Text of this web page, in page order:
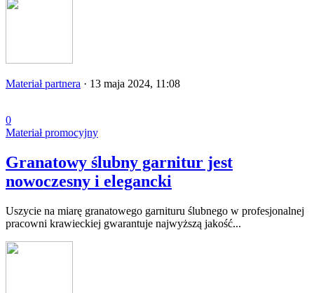
Materiał partnera · 13 maja 2024, 11:08
0
Materiał promocyjny
Granatowy ślubny garnitur jest
nowoczesny i elegancki
Uszycie na miarę granatowego garnituru ślubnego w profesjonalnej
pracowni krawieckiej gwarantuje najwyższą jakość...